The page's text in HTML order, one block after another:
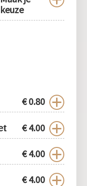
keuze
€0.80
€4.00
€4.00
€4.00